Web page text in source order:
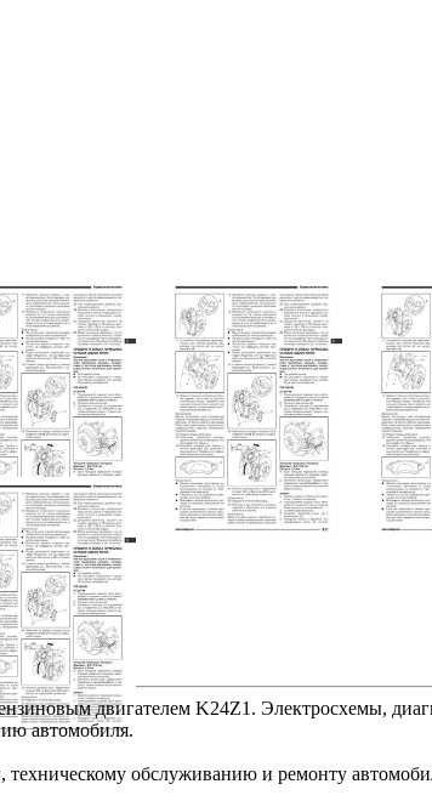
двигателем K24Z1. Электросхемы,
автомобиля.
техническому обслуживанию и ремонту